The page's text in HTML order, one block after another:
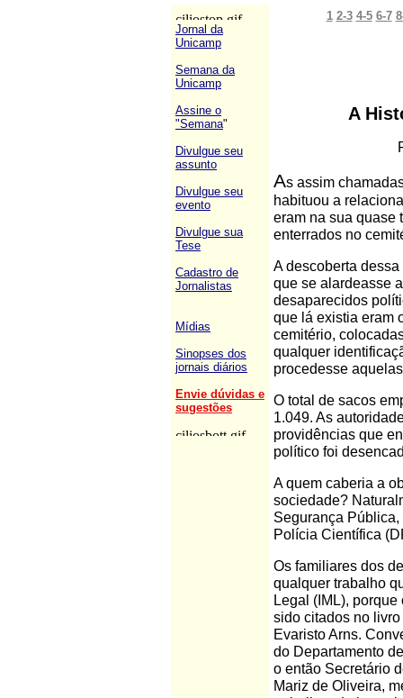
Jornal da
Unicamp
Semana da
Unicamp
Assine o
"Semana"
Divulgue seu
assunto
Divulgue seu
evento
Divulgue sua
Tese
Cadastro de
Jornalistas
Mídias
Sinopses dos
jornais diários
Envie dúvidas e
sugestões
1 2-3 4-5 6-7
A
As assim
habituou a
eram na sua quase
enterrados no
A descoberta
que se alardeasse
desaparecidos
que lá existia eram
cemitério,
qualquer
procedesse
O total de sacos
1.049. As
providências que
político foi
A quem caberia a
sociedade?
Segurança
Polícia Científica
Os familiares dos
qualquer trabalho
Legal (IML),
sido citados no
Evaristo Arns.
do Departamento
o então Secretário
Mariz de Oliveira,